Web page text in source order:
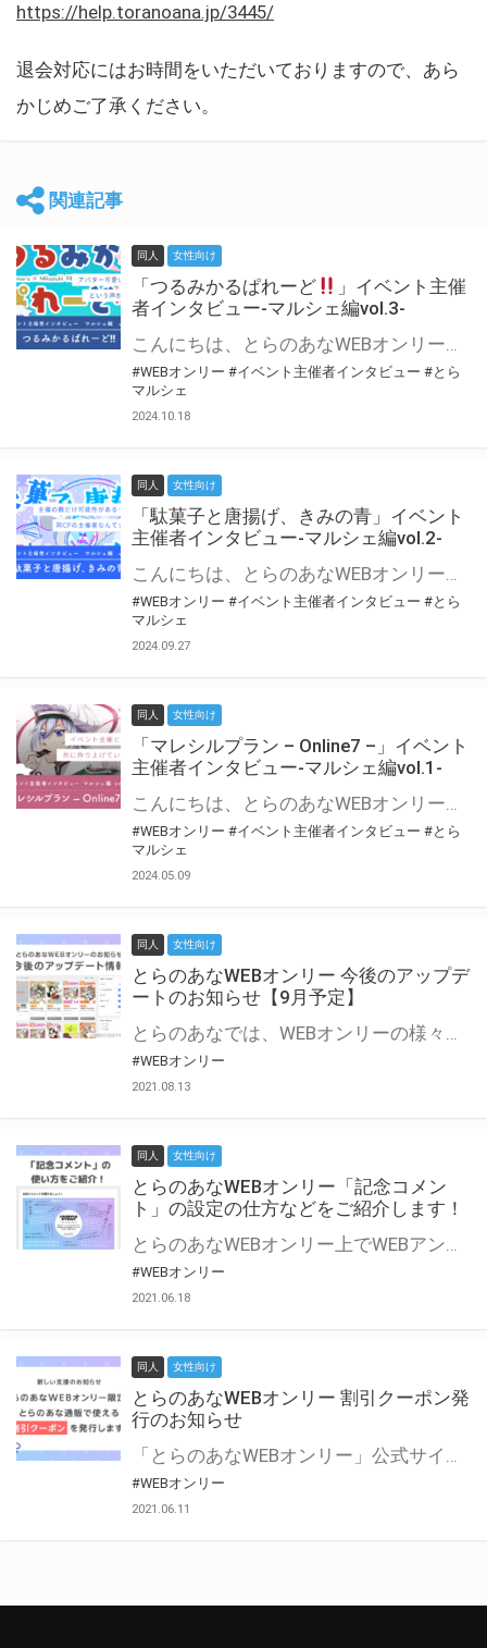
https://help.toranoana.jp/3445/
退会対応にはお時間をいただいておりますので、あら
かじめご了承ください。
関連記事
同人 女性向け
「つるみかるぱれーど
」イベント主催
者インタビュー-マルシェ編vol.3-
こんにちは、とらのあなWEBオンリー運営スタッフです。 新たにお届けする、イベント主催者インタビュー-マルシェ編-は、 とらのあなWEBオンリー「マルシェ」をご利用した主催様に 「マルシェ」を使って開催した感想や心がけをお聞きする企画です。 今回は、WEBオンリー初開催「つるみかるぱれーど
#WEBオンリー #イベント主催者インタビュー #とら
マルシェ
2024.10.18
同人 女性向け
「駄菓子と唐揚げ、きみの青」イベント
主催者インタビュー-マルシェ編vol.2-
こんにちは、とらのあなWEBオンリー運営スタッフです。 新たにお届けする、イベント主催者インタビュー-マルシェ編-は、 とらのあなWEBオンリー「マルシェ」をご利用の主催様に 「マルシェ」を使ってイベントを開催した感想や心がけをお聞きする企画です。 今回は、WEBオンリー初開催「駄菓子と唐揚げ、きみの青」より、 主催のぎこ六屋様にお話を伺いました。 協力：ぎこ六屋様／イベント公式Twitter（@krkgwks） とらのあなWEBオンリー「マルシェ」とは？ WEBオンリーでリアルタイムでコミュニケーションがとれるオンライン会場です。
#WEBオンリー #イベント主催者インタビュー #とら
マルシェ
2024.09.27
同人 女性向け
「マレシルプラン – Online7 –」イベント
主催者インタビュー-マルシェ編vol.1-
こんにちは、とらのあなWEBオンリー運営スタッフです。 新たにお届けする、イベント主催者インタビュー-マルシェ編-は、 とらのあなWEBオンリー「マルシェ」をご利用した主催様に 「マルシェ」を使って開催した感想や心がけをお聞きする企画です。 今回は、WEBオンリー開催7回目迎えた「マレシルプラン – Online7 –」より、 主催の玉川うた様にお話を伺いました。 ▼マレシルプランのインタビュー前回記事 「イベント主催者インタビュー vol.6」はこちら 協力：玉川うた様（マレシルプラン実行委員会 代表）／イベント公式Twitter（@mallesil_plan） とらのあなWEBオンリー「マルシェ」とは？ WEBオンリーでリアルタイムでコミュニケーションがとれるオンライン会場です。
#WEBオンリー #イベント主催者インタビュー #とら
マルシェ
2024.05.09
同人 女性向け
とらのあなWEBオンリー 今後のアップデ
ートのお知らせ【9月予定】
とらのあなでは、WEBオンリーの様々な支援を実施しています。 今回は2021年9月に実装を予定しているアップデート情報についてご紹介いたします。 とらのあなWEBオンリーサイトはこちら
#WEBオンリー
2021.08.13
同人 女性向け
とらのあなWEBオンリー「記念コメン
ト」の設定の仕方などをご紹介します！
とらのあなWEBオンリー上でWEBアンソロジーが作成できる「記念コメント」について、その使い方や作成手順を解説します！ 支援タイプを「サークル参加型」「サークル参加型・マルシェ(イベント会場)機能付き」でお申し込みいただいている主催者様はぜひご活用ください♪ とらのあなWEBオンリーサイトはこちら
#WEBオンリー
2021.06.18
同人 女性向け
とらのあなWEBオンリー 割引クーポン発
行のお知らせ
「とらのあなWEBオンリー」公式サイトでとらのあな通販の「割引クーポン」を配布中！ イベントごとに開催当日限定で使える割引クーポンのシリアルコードを発行します。 とらのあなWEBオンリーのページをチェックして、イベント当日にお得にお買い物を楽しみましょう♪ ※本キャンペーンは予告なく終了する場合がございます。 とらのあなWEBオンリーサイトはこちら
#WEBオンリー
2021.06.11